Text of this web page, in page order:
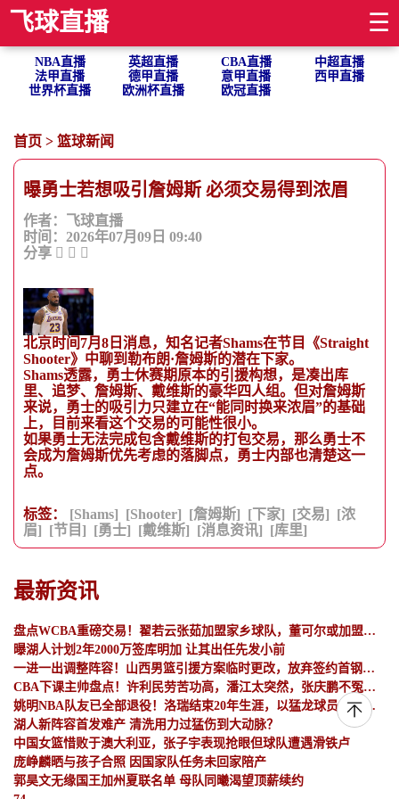
飞球直播 ☰
NBA直播 英超直播 CBA直播
中超直播
法甲直播
德甲直播 意甲直播
西甲直播
世界杯直播
欧洲杯直播 欧冠直播
首页 > 篮球新闻
曝勇士若想吸引詹姆斯 必须交易得到浓眉
作者：飞球直播
时间：2026年07月09日 09:40
分享
北京时间7月8日消息，知名记者Shams在节目《Straight
Shooter》中聊到勒布朗·詹姆斯的潜在下家。
Shams透露，勇士休赛期原本的引援构想，是凑出库
里、追梦、詹姆斯、戴维斯的豪华四人组。但对詹姆斯
来说，勇士的吸引力只建立在“能同时换来浓眉”的基础
上，目前来看这个交易的可能性很小。
如果勇士无法完成包含戴维斯的打包交易，那么勇士不
会成为詹姆斯优先考虑的落脚点，勇士内部也清楚这一
点。
标签： [Shams] [Shooter] [詹姆斯] [下家] [交易] [浓
眉] [节目] [勇士] [戴维斯] [消息资讯] [库里]
最新资讯
盘点WCBA重磅交易！翟若云张茹加盟家乡球队，董可尔或加盟河南，李月汝未定！
曝湖人计划2年2000万签库明加 让其出任先发小前
一进一出调整阵容！山西男篮引援方案临时更改，放弃签约首钢顶薪内线范子铭，侯向锋：欢迎胡金秋
CBA下课主帅盘点！许利民劳苦功高，潘江太突然，张庆鹏不冤，杜锋保留体面！
姚明NBA队友已全部退役！洛瑞结束20年生涯，以猛龙球员身份退役
湖人新阵容首发难产 清洗用力过猛伤到大动脉？
中国女篮惜败于澳大利亚，张子宇表现抢眼但球队遭遇滑铁卢
庞峥麟晒与孩子合照 因国家队任务未回家陪产
郭昊文无缘国王加州夏联名单 母队同曦渴望顶薪续约